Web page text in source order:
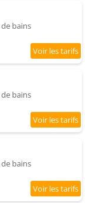
bains
bains
bains